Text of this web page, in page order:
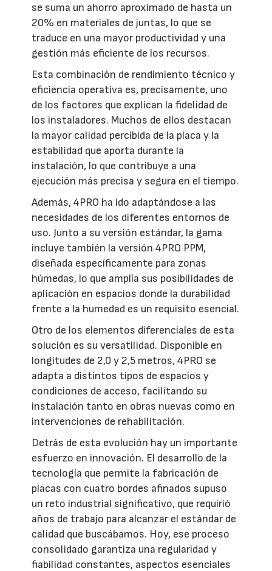
se suma un ahorro aproximado de hasta un
20% en materiales de juntas, lo que se
traduce en una mayor productividad y una
gestión más eficiente de los recursos.
Esta combinación de rendimiento técnico y
eficiencia operativa es, precisamente, uno
de los factores que explican la fidelidad de
los instaladores. Muchos de ellos destacan
la mayor calidad percibida de la placa y la
estabilidad que aporta durante la
instalación, lo que contribuye a una
ejecución más precisa y segura en el tiempo.
Además, 4PRO ha ido adaptándose a las
necesidades de los diferentes entornos de
uso. Junto a su versión estándar, la gama
incluye también la versión 4PRO PPM,
diseñada específicamente para zonas
húmedas, lo que amplía sus posibilidades de
aplicación en espacios donde la durabilidad
frente a la humedad es un requisito esencial.
Otro de los elementos diferenciales de esta
solución es su versatilidad. Disponible en
longitudes de 2,0 y 2,5 metros, 4PRO se
adapta a distintos tipos de espacios y
condiciones de acceso, facilitando su
instalación tanto en obras nuevas como en
intervenciones de rehabilitación.
Detrás de esta evolución hay un importante
esfuerzo en innovación. El desarrollo de la
tecnología que permite la fabricación de
placas con cuatro bordes afinados supuso
un reto industrial significativo, que requirió
años de trabajo para alcanzar el estándar de
calidad que buscábamos. Hoy, ese proceso
consolidado garantiza una regularidad y
fiabilidad constantes, aspectos esenciales